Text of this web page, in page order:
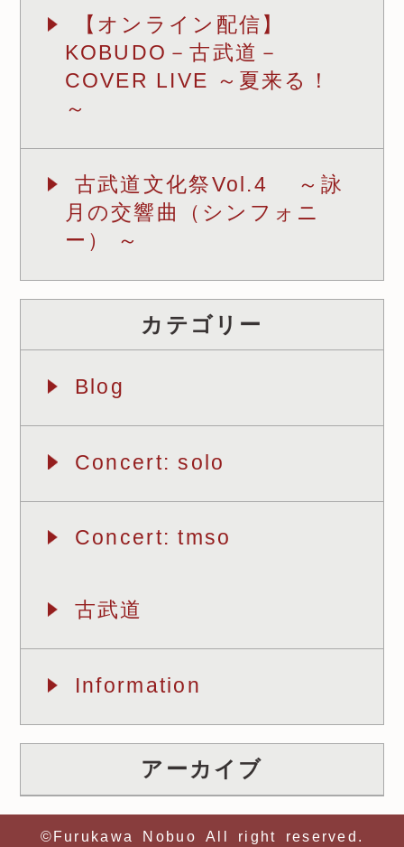
【オンライン配信】
KOBUDO－古武道－
COVER LIVE ～夏来る！
～
古武道文化祭Vol.4 ～詠
月の交響曲（シンフォニ
ー） ～
カテゴリー
Blog
Concert: solo
Concert: tmso
古武道
Information
アーカイブ
©Furukawa Nobuo All right reserved.